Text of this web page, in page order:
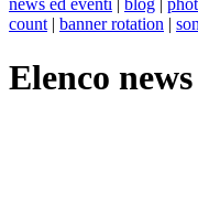
news ed eventi | blog |
count | banner rotation |
Elenco